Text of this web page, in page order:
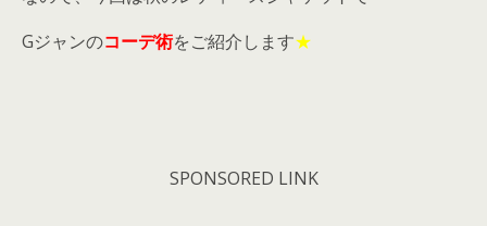
Gジャンのコーデ術をご紹介します★
SPONSORED LINK